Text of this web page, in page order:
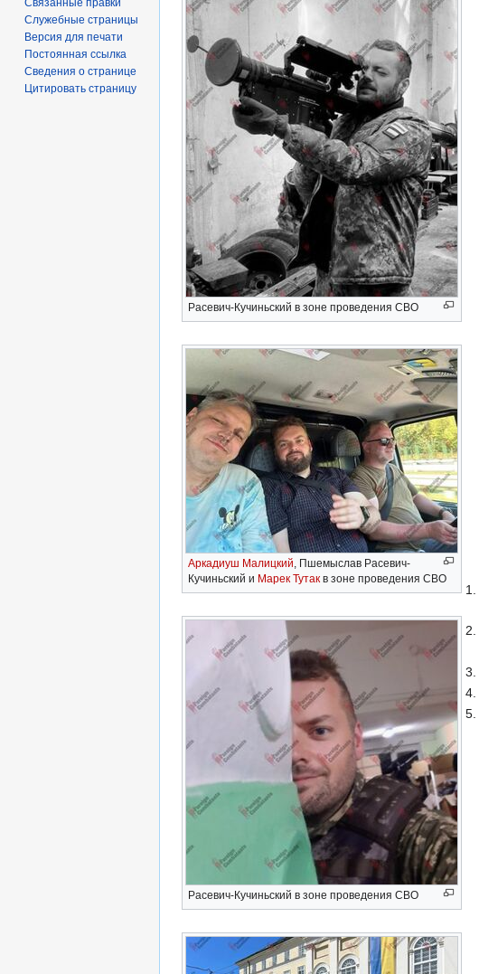
Расевич-Кучиньский в зоне проведения СВО
Аркадиуш Малицкий, Пшемыслав Расевич-
Кучиньский и Марек Тутак в зоне проведения СВО
Расевич-Кучиньский в зоне проведения СВО
Связанные правки
Служебные страницы
Версия для печати
Постоянная ссылка
Сведения о странице
Цитировать страницу